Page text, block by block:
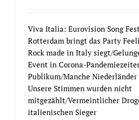
Viva Italia: Eurovision Song
Rotterdam bringt das Party
Rock made in Italy siegt/
Event in Corona-
Publikum/Manche Niederländer
Unsere Stimmen wurden nicht
mitgezählt/Vermeintlicher
italienischen Sieger